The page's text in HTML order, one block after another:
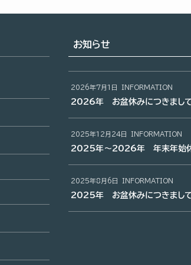
お知らせ
2026年7月1日 INFORMATION
2026年 お盆休みにつきまし
2025年12月24日 INFORMATION
2025年～2026年 年末年始休
2025年8月6日 INFORMATION
2025年 お盆休みにつきまし